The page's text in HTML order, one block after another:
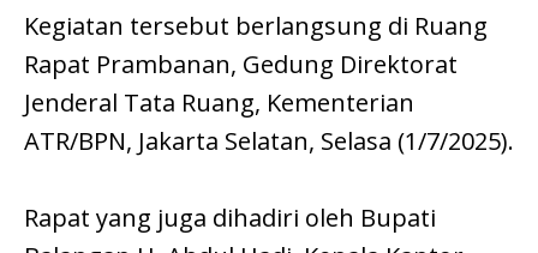
Kegiatan tersebut berlangsung di Ruang
Rapat Prambanan, Gedung Direktorat
Jenderal Tata Ruang, Kementerian
ATR/BPN, Jakarta Selatan, Selasa (1/7/2025).
Rapat yang juga dihadiri oleh Bupati